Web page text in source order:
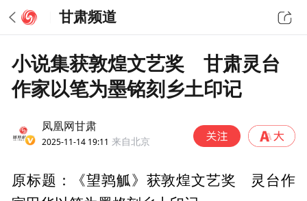
甘肃频道
小说集获敦煌文艺奖 甘肃灵台
作家以笔为墨铭刻乡土印记
凤凰网甘肃
2025-11-14 19:11 来自北京
原标题：《望鹑觚》获敦煌文艺奖 灵台作